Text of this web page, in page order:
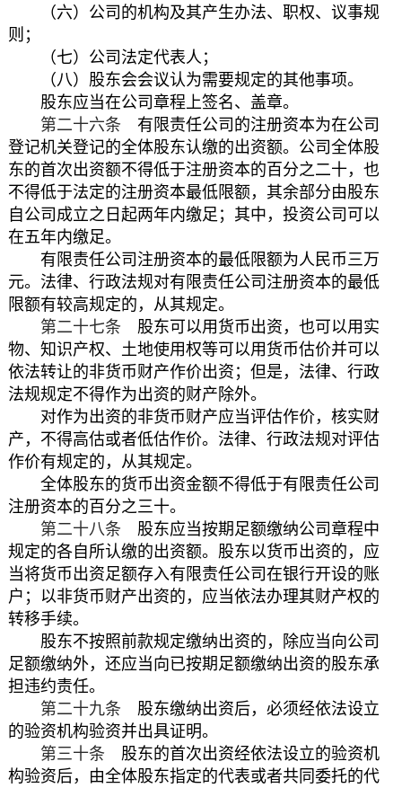
（六）公司的机构及其产生办法、职权、议事规
则；
（七）公司法定代表人；
（八）股东会会议认为需要规定的其他事项。
股东应当在公司章程上签名、盖章。
第二十六条 有限责任公司的注册资本为在公司
登记机关登记的全体股东认缴的出资额。公司全体股
东的首次出资额不得低于注册资本的百分之二十，也
不得低于法定的注册资本最低限额，其余部分由股东
自公司成立之日起两年内缴足；其中，投资公司可以
在五年内缴足。
有限责任公司注册资本的最低限额为人民币三万
元。法律、行政法规对有限责任公司注册资本的最低
限额有较高规定的，从其规定。
第二十七条 股东可以用货币出资，也可以用实
物、知识产权、土地使用权等可以用货币估价并可以
依法转让的非货币财产作价出资；但是，法律、行政
法规规定不得作为出资的财产除外。
对作为出资的非货币财产应当评估作价，核实财
产，不得高估或者低估作价。法律、行政法规对评估
作价有规定的，从其规定。
全体股东的货币出资金额不得低于有限责任公司
注册资本的百分之三十。
第二十八条 股东应当按期足额缴纳公司章程中
规定的各自所认缴的出资额。股东以货币出资的，应
当将货币出资足额存入有限责任公司在银行开设的账
户；以非货币财产出资的，应当依法办理其财产权的
转移手续。
股东不按照前款规定缴纳出资的，除应当向公司
足额缴纳外，还应当向已按期足额缴纳出资的股东承
担违约责任。
第二十九条 股东缴纳出资后，必须经依法设立
的验资机构验资并出具证明。
第三十条 股东的首次出资经依法设立的验资机
构验资后，由全体股东指定的代表或者共同委托的代